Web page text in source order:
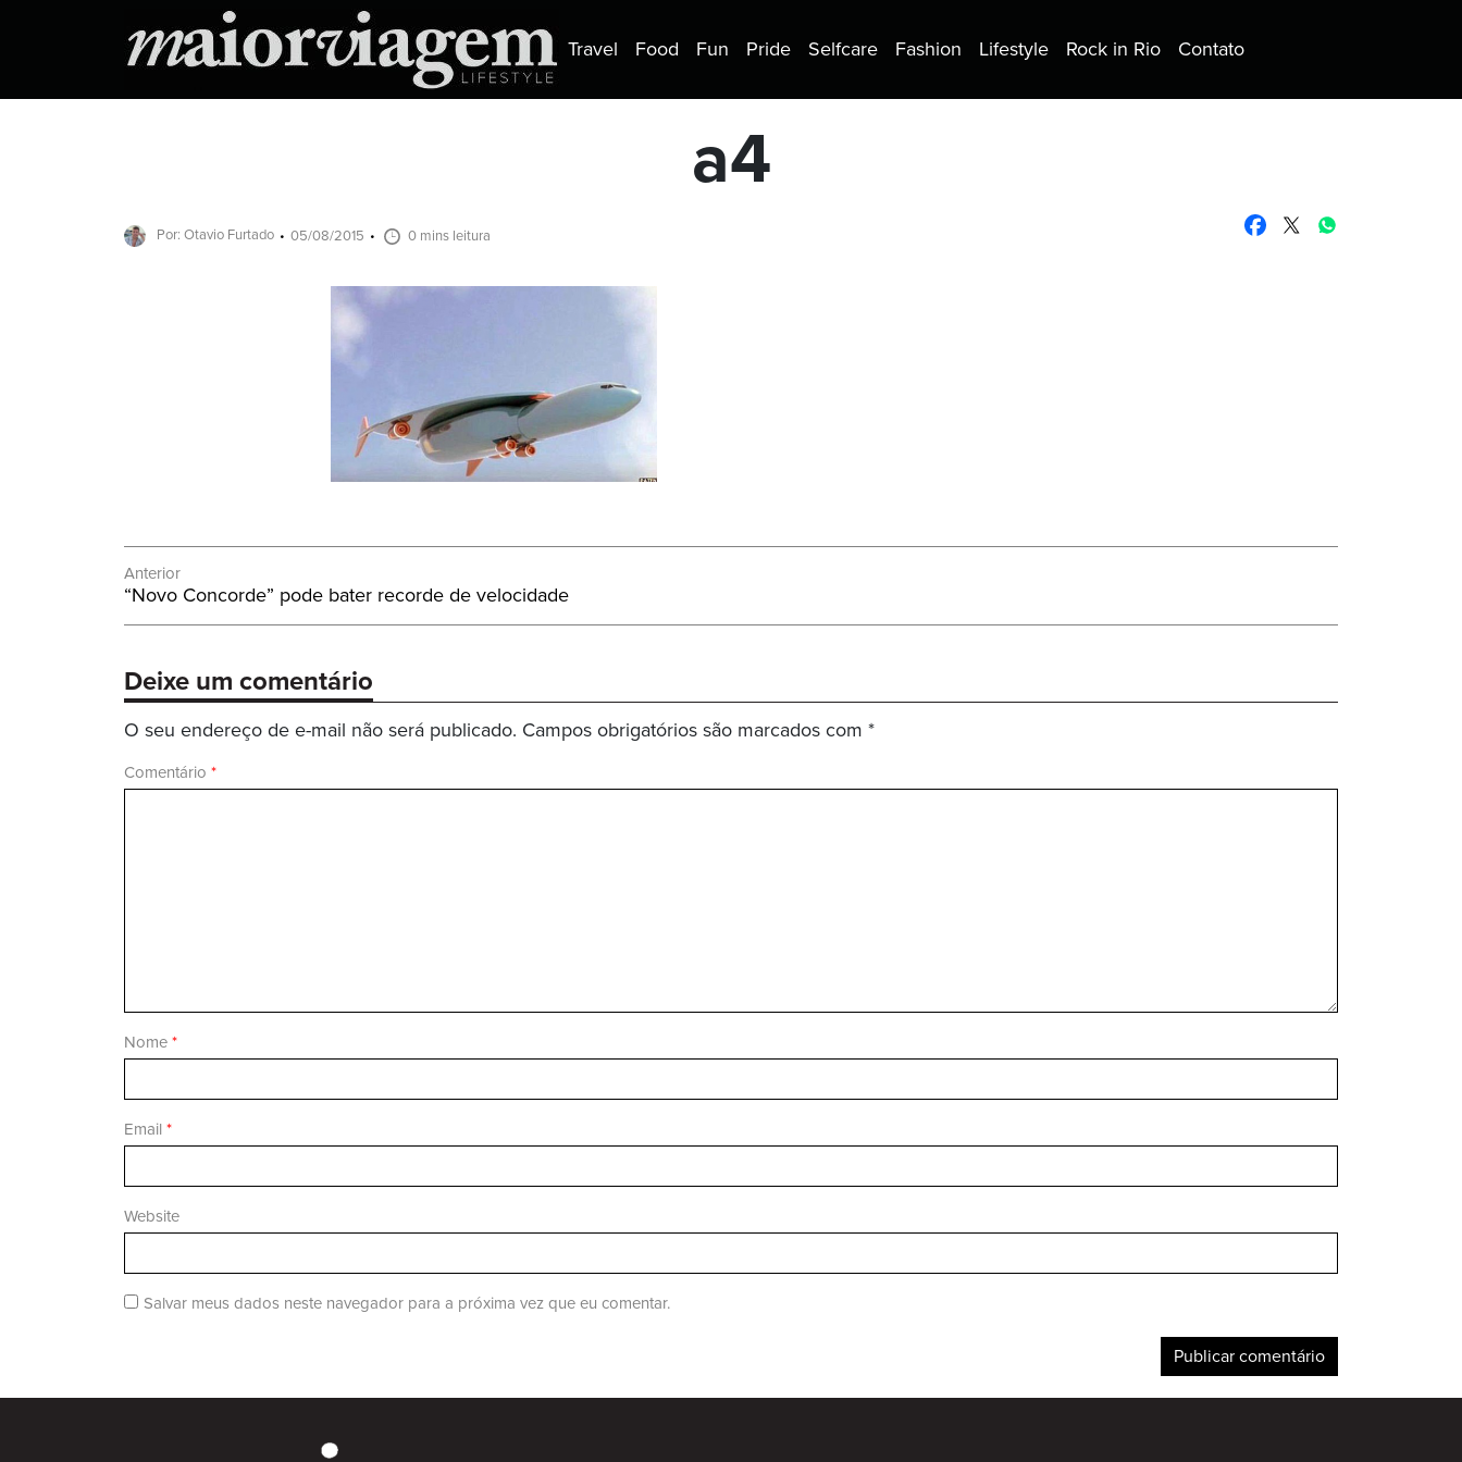
Travel Food Fun Pride Selfcare Fashion Lifestyle Rock in Rio Contato
a4
Por: Otavio Furtado 05/08/2015 0 mins leitura
Navegação
de
Anterior
Post
Anterior:
“Novo Concorde” pode bater recorde de velocidade
Deixe um comentário
O seu endereço de e-mail não será publicado. Campos obrigatórios são marcados com *
Comentário *
Nome *
Email *
Website
Salvar meus dados neste navegador para a próxima vez que eu comentar.